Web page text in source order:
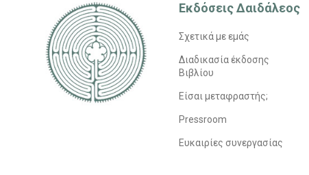
Εκδόσεις Δαιδάλεος
Σχετικά με εμάς
Διαδικασία έκδοσης
Βιβλίου
Είσαι μεταφραστής;
Pressroom
Ευκαιρίες συνεργασίας